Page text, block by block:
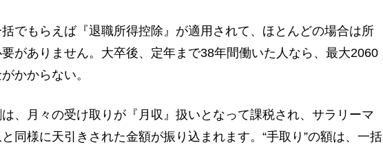
括でもらえば『退職所得控除』が適用されて、ほとんどの場合は所
がありません。大卒後、定年まで38年間働いた人なら、最大2060
かからない。
、月々の受け取りが『月収』扱いとなって課税され、サラリーマ
同様に天引きされた金額が振り込まれます。“手取り”の額は、一括